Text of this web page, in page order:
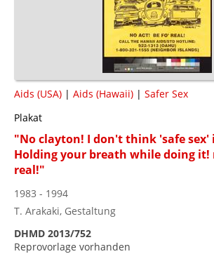
Aids (USA) | Aids (Hawaii) | Safer Sex
Plakat
"No clayton! I don't think 'safe sex'
Holding your breath while doing it!
real!"
1983 - 1994
T. Arakaki, Gestaltung
DHMD 2013/752
Reprovorlage vorhanden